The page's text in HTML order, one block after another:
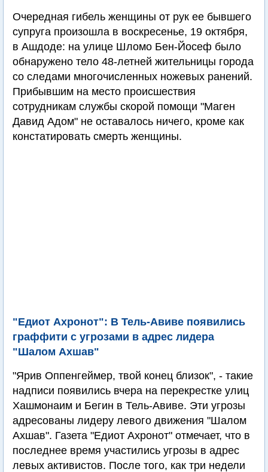
Очередная гибель женщины от рук ее бывшего
супруга произошла в воскресенье, 19 октября,
в Ашдоде: на улице Шломо Бен-Йосеф было
обнаружено тело 48-летней жительницы города
со следами многочисленных ножевых ранений.
Прибывшим на место происшествия
сотрудникам службы скорой помощи "Маген
Давид Адом" не оставалось ничего, кроме как
констатировать смерть женщины.
"Едиот Ахронот": В Тель-Авиве появились
граффити с угрозами в адрес лидера
"Шалом Ахшав"
"Ярив Оппенгеймер, твой конец близок", - такие
надписи появились вчера на перекрестке улиц
Хашмонаим и Бегин в Тель-Авиве. Эти угрозы
адресованы лидеру левого движения "Шалом
Ахшав". Газета "Едиот Ахронот" отмечает, что в
последнее время участились угрозы в адрес
левых активистов. После того, как три недели